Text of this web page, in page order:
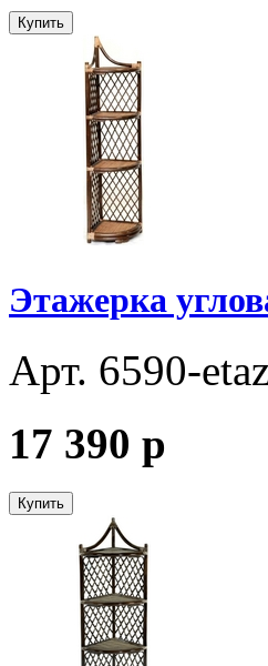
Купить
Этажерка
Арт. 6590-
17 390 p
Купить